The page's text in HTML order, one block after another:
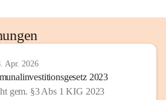
Apr. 2026
2023
gem. §3 Abs 1 KIG 2023